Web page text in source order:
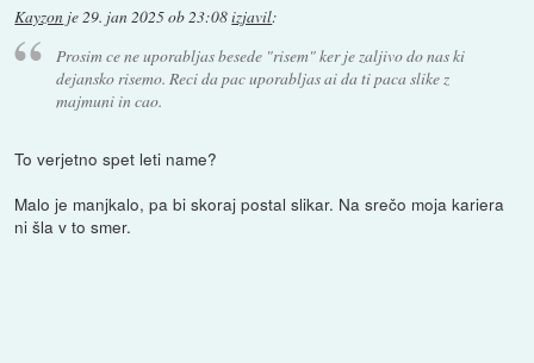
Kayzon je29. jan 2025 ob 23:08izjavil:
Prosim ce ne uporabljas besede "risem" ker je zaljivo do nas ki
dejansko risemo. Reci da pac uporabljas ai da ti paca slike z
majmuni in cao.
To verjetno spet leti name?
Malo je manjkalo, pa bi skoraj postal slikar. Na srečo moja kariera
ni šla v to smer.